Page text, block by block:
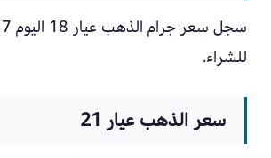
للشراء.
سعر الذهب عيار 21